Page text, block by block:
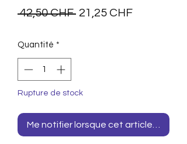
42,50 CHF Prix
21,25 CHFPrix
Quantité *
Rupture de stock
Me notifier lorsque cet article est